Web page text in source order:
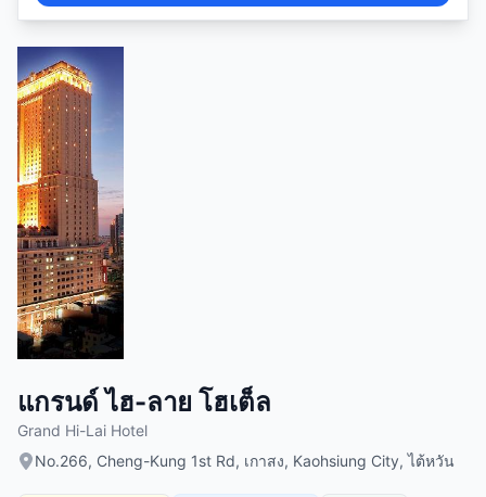
แกรนด์ ไฮ-ลาย โฮเต็ล
Grand Hi-Lai Hotel
No.266, Cheng-Kung 1st Rd, เกาสง, Kaohsiung City, ไต้หวัน